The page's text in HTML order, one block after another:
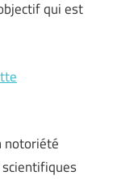
qui est
notoriété
scientifiques